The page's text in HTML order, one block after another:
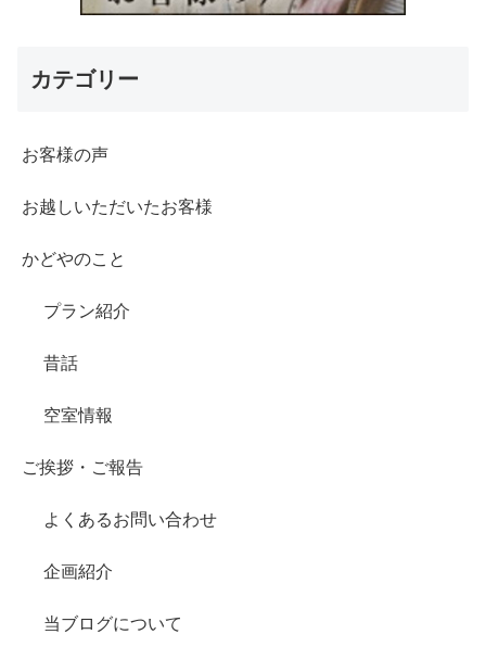
カテゴリー
お客様の声
お越しいただいたお客様
かどやのこと
プラン紹介
昔話
空室情報
ご挨拶・ご報告
よくあるお問い合わせ
企画紹介
当ブログについて